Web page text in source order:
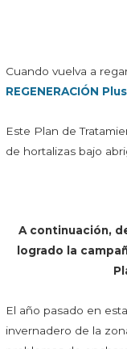
Cuando vuelva a
REGENERACIÓN Plus
Este Plan de
de hortalizas bajo
A continuación,
logrado la
El año pasado en
invernadero de la